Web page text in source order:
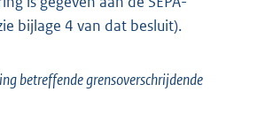
bijlage 4 van dat besluit).
betreffende grensoverschrijdende